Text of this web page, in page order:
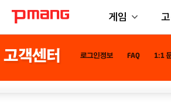
게임